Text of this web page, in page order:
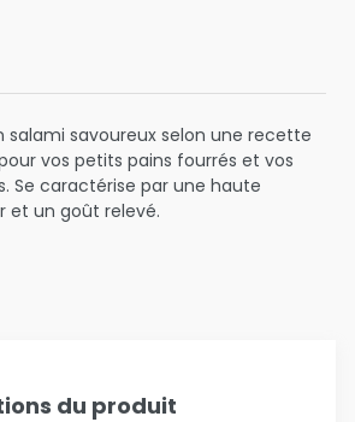
salami savoureux selon une recette
vos petits pains fourrés et vos
Se caractérise par une haute
et un goût relevé.
du produit